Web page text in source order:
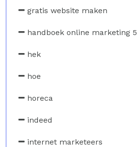
gratis website maken
handboek online marketing 5
hek
hoe
horeca
indeed
internet marketeers